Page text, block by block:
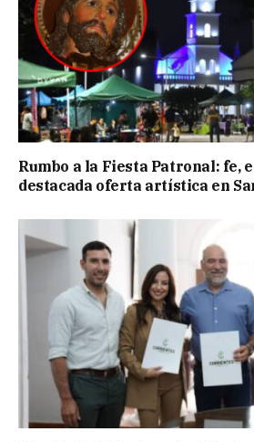
Rumbo a la Fiesta Patronal: fe,
destacada oferta artística en